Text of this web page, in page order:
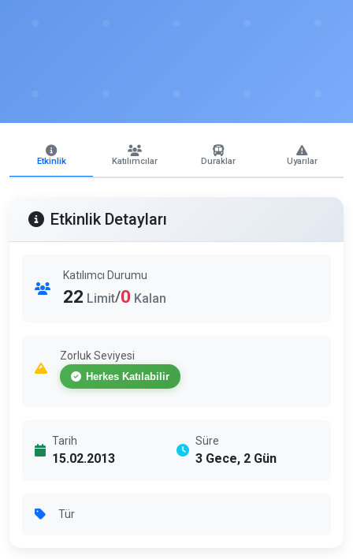
Etkinlik Katılımcılar Duraklar Uyarılar
Etkinlik Detayları
Katılımcı Durumu
22 Limit/0 Kalan
Zorluk Seviyesi
Herkes Katılabilir
Tarih
15.02.2013
Süre
3 Gece, 2 Gün
Tür